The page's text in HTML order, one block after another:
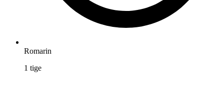
Romarin
1 tige